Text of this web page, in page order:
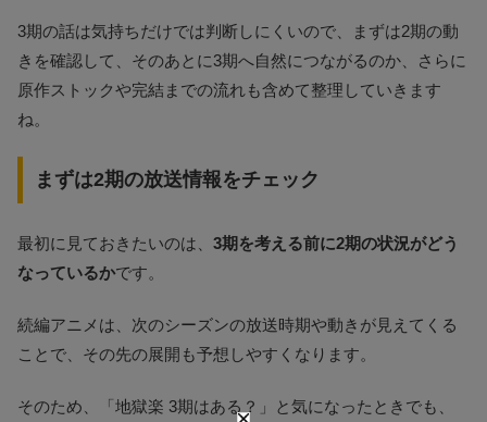
3期の話は気持ちだけでは判断しにくいので、まずは2期の動
きを確認して、そのあとに3期へ自然につながるのか、さらに
原作ストックや完結までの流れも含めて整理していきます
ね。
まずは2期の放送情報をチェック
最初に見ておきたいのは、 3期を考える前に2期の状況がどう
なっているかです。
続編アニメは、次のシーズンの放送時期や動きが見えてくる
ことで、その先の展開も予想しやすくなります。
そのため、「地獄楽 3期はある？」と気になったときでも、